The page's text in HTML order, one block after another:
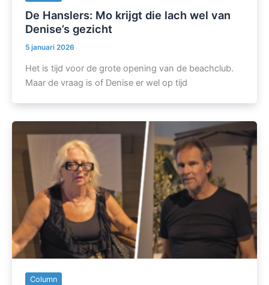
De Hanslers: Mo krijgt die lach wel van
Denise’s gezicht
5 januari 2026
Het is tijd voor de grote opening van de beachclub.
Maar de vraag is of Denise er wel op tijd
Column